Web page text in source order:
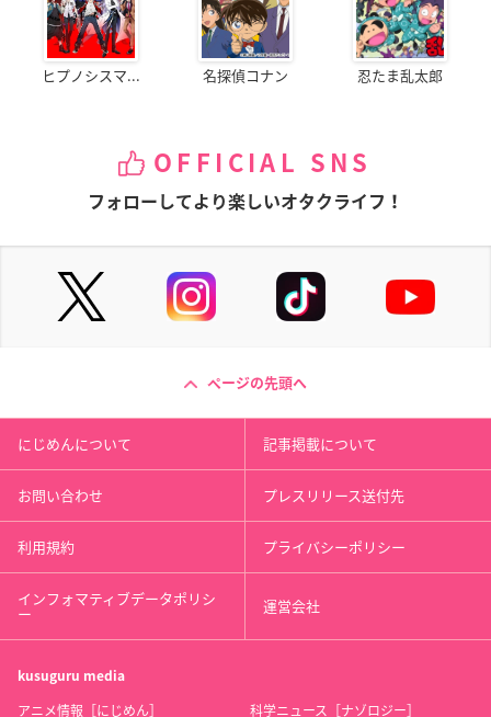
ヒプノシスマ... 名探偵コナン 忍たま乱太郎
OFFICIAL SNS
フォローしてより楽しいオタクライフ！
ページの先頭へ
にじめんについて 記事掲載について
お問い合わせ プレスリリース送付先
利用規約 プライバシーポリシー
インフォマティブデータポリシ
ー 運営会社
kusuguru media
アニメ情報［にじめん］ 科学ニュース［ナゾロジー］